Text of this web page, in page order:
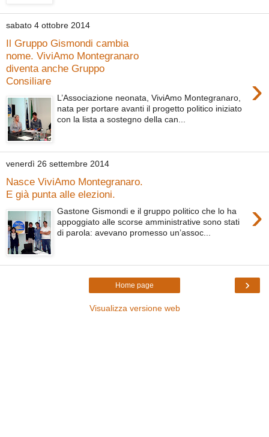
sabato 4 ottobre 2014
Il Gruppo Gismondi cambia
nome. ViviAmo Montegranaro
diventa anche Gruppo
Consiliare
›
L’Associazione neonata, ViviAmo Montegranaro,
nata per portare avanti il progetto politico iniziato
con la lista a sostegno della can...
venerdì 26 settembre 2014
Nasce ViviAmo Montegranaro.
E già punta alle elezioni.
›
Gastone Gismondi e il gruppo politico che lo ha
appoggiato alle scorse amministrative sono stati
di parola: avevano promesso un’assoc...
›
Home page
Visualizza versione web